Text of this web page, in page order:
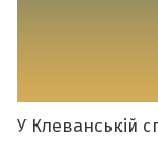
У Клеванській